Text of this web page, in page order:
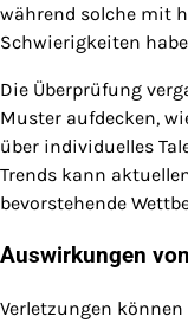
während solche mit
Schwierigkeiten
Die Überprüfung
Muster aufdecken,
über individuelles
Trends kann
bevorstehende
Auswirkungen
Verletzungen